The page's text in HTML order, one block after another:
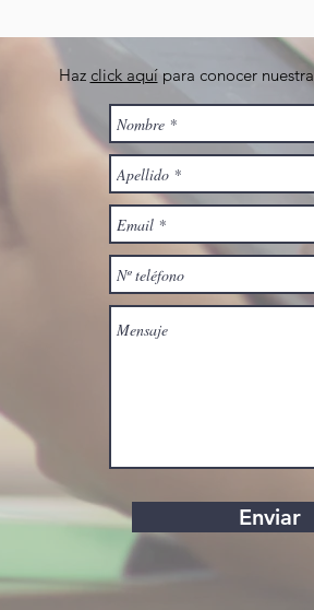
Haz click aquípara conocer
Enviar